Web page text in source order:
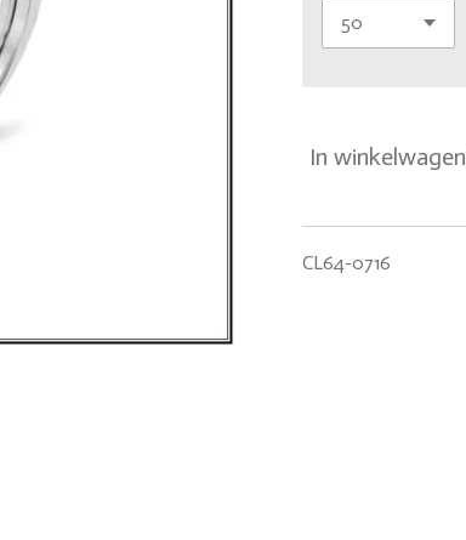
In winkelwagen
CL64-0716